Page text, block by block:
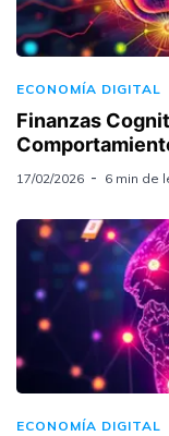
ECONOMÍA DIGITAL
Finanzas
17/02/2026 6 min de
ECONOMÍA DIGITAL